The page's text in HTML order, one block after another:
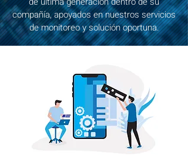
compañía, apoyados en nuestros servicios
de monitoreo y solución oportuna.